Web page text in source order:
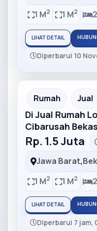
1 M2 1 M2 2
LIHAT DETAIL
Diperbarui 10
Partner Ad
Rumah Jual
Di Jual Rumah
Cibarusah
Rp. 1.5 Juta
Jawa Barat,
1 M2 1 M2 2
LIHAT DETAIL
Diperbarui 7 jam,